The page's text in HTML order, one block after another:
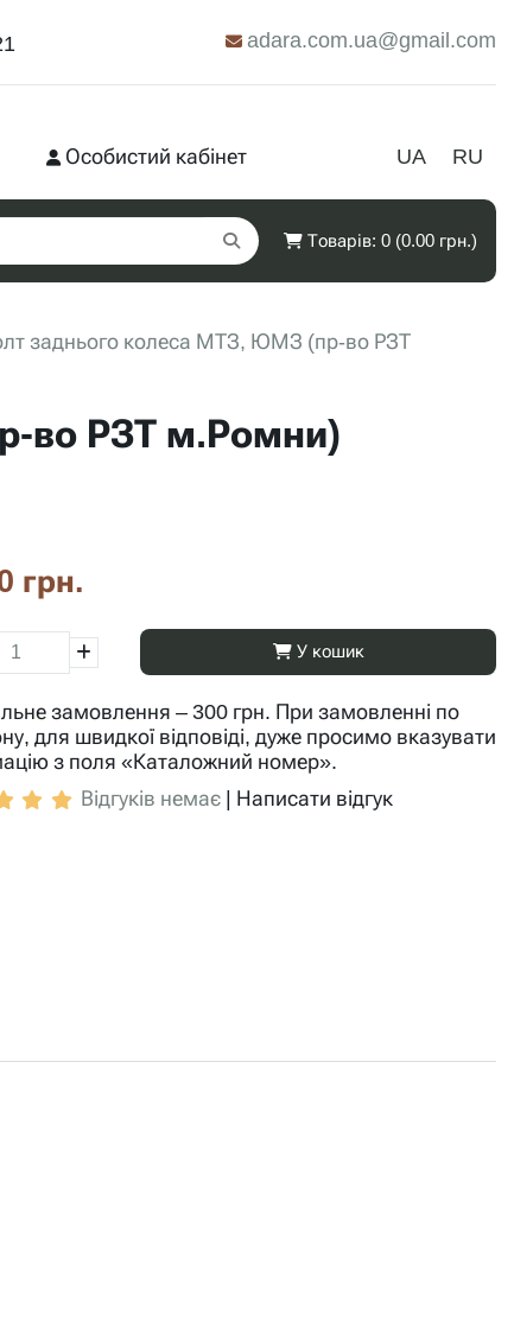
adara.com.ua@gmail.com
UA RU
Особистий кабінет
Товарів: 0 (0.00 грн.)
заднього колеса МТЗ, ЮМЗ (пр-во РЗТ
во РЗТ м.Ромни)
грн.
У кошик
замовлення – 300 грн. При замовленні по
для швидкої відповіді, дуже просимо вказувати
з поля «Каталожний номер».
Відгуків немає | Написати відгук